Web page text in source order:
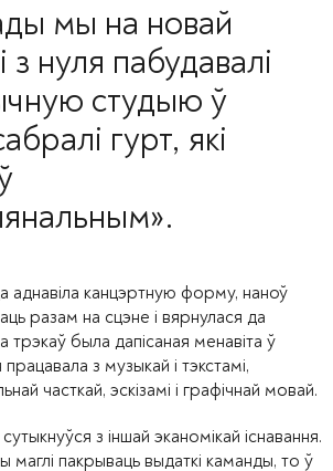
мы на новай
нуля пабудавалі
студыю ў
гурт, які
аднавіла канцэртную форму, наноў
разам на сцэне і вярнулася да
трэкаў была дапісаная менавіта ў
з музыкай і тэкстамі,
часткай, эскізамі і графічнай мовай.
з іншай эканомікай існавання.
маглі пакрываць выдаткі каманды, то ў